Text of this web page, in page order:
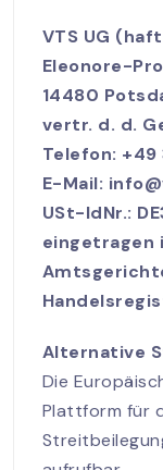
VTS UG
Eleonore-
14480
vertr. d. d.
Telefon: +49
E-Mail:
USt-IdNr.:
eingetragen
Alternative
Die
Plattform für